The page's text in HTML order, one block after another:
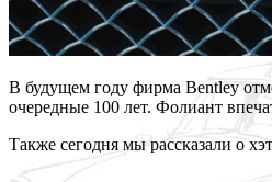
В будущем году фирма Bentley
очередные 100 лет. Фолиант
Также сегодня мы рассказали о